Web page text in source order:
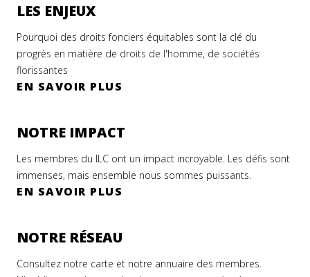
LES ENJEUX
Pourquoi des droits fonciers équitables sont la clé du
progrès en matière de droits de l'homme, de sociétés
florissantes
EN SAVOIR PLUS
NOTRE IMPACT
Les membres du ILC ont un impact incroyable. Les défis sont
immenses, mais ensemble nous sommes puissants.
EN SAVOIR PLUS
NOTRE RÉSEAU
Consultez notre carte et notre annuaire des membres.